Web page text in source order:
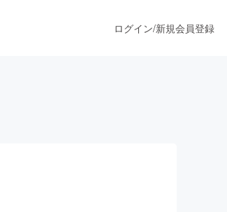
ログイン/新規会員登録